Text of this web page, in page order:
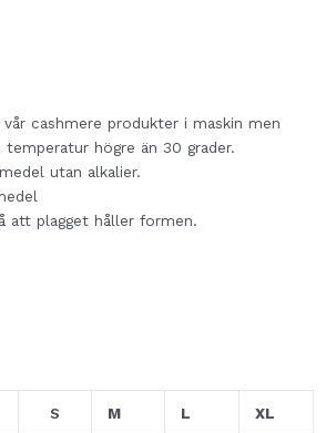
cashmere produkter i maskin men
temperatur högre än 30 grader.
utan alkalier.
att plagget håller formen.
S M L XL